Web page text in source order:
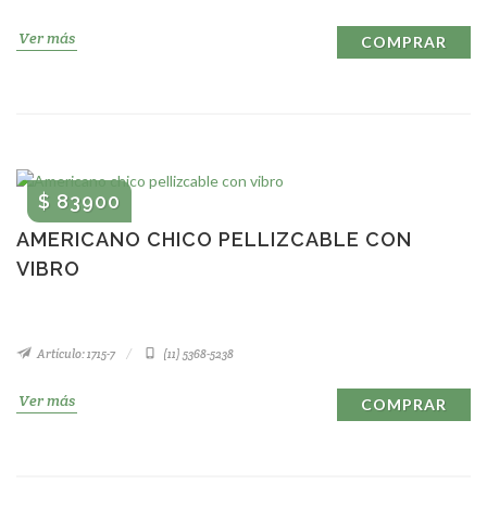
Ver más COMPRAR
AMERICANO CHICO PELLIZCABLE CON
VIBRO
$ 83900
Artículo: 1715-7 (11) 5368-5238
Ver más COMPRAR